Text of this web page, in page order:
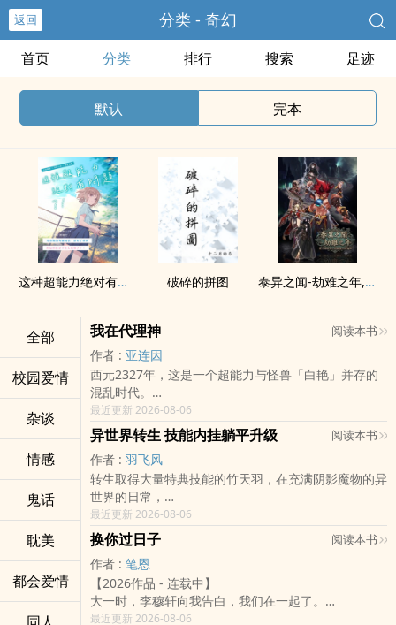
返回 分类 - 奇幻
首页 分类 排行 搜索 足迹
默认 完本
这种超能力绝对有问题！ 破碎的拼图 泰异之闻-劫难之年,爱上她的男人与她爱上的鬼神
全部
校园爱情
杂谈
情感
鬼话
耽美
都会爱情
我在代理神 阅读本书
作者 : 亚连因
西元2327年，这是一个超能力与怪兽「白艳」并存的
混乱时代。
长相精致如人偶、拥有动漫女主音的带把少年──久远
晴，正因为青梅竹马觉醒了超能力、自己却只能在普通
高中被数学折磨而悲愤惨叫。
本以为这辈子就当个平凡的普通人，一场数学课的午
觉，让他莫名其妙被一位翘着二郎腿、极度懒散的白发
女神选为『人间代理人！』
没有宿命的觉醒，没有帅气的传承。
迎接他的，只有一个颠颠的无良女神。
最近更新 2026-08-06
异世界转生 技能内挂躺平升级 阅读本书
作者 : 羽飞风
转生取得大量特典技能的竹天羽，在充满阴影魔物的异
世界的日常，
目标是慢生活的同时，能够想办法用各种方法变强，体
验整个里洛尔斯世界
本来是主动升级，后来慢慢变成躺平流的故事
暂定是无CP，升级流
18禁是因为有可能有血的描述这样，轻度的程度
偶尔可能会有轻度猎奇（还没写到，但是感觉会有
最近更新 2026-08-06
换你过日子 阅读本书
作者 : 笔恩
【2026作品 - 连载中】
大一时，李穆轩向我告白，我们在一起了。
然而这一年的时光里，一次次的争吵让我心力交瘁，我
最近更新 2026-08-06